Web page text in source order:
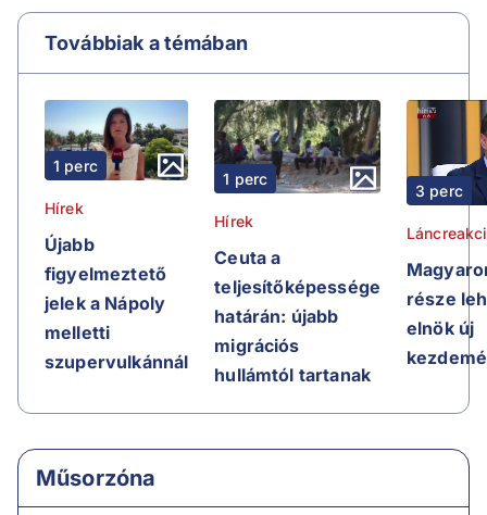
Továbbiak a témában
1 perc
Hírek
Újabb
figyelmeztető
jelek a Nápoly
melletti
szupervulkánnál
1 perc
Hírek
Ceuta a
teljesítőképessége
határán: újabb
migrációs
hullámtól tartanak
3 perc
része
elnök új
Műsorzóna